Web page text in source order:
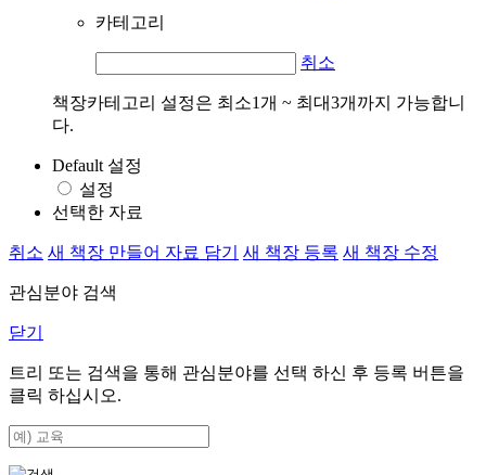
카테고리
취소
책장카테고리 설정은 최소1개 ~ 최대3개까지 가능합니
다.
Default 설정
설정
선택한 자료
취소 새 책장 만들어 자료 담기 새 책장 등록 새 책장 수정
관심분야 검색
닫기
트리 또는 검색을 통해 관심분야를 선택 하신 후 등록 버튼을
클릭 하십시오.